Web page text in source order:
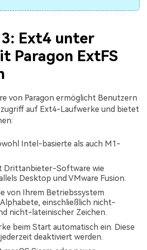
Ext4 unter
Paragon ExtFS
von Paragon ermöglicht Benutzern
auf Ext4-Laufwerke und bietet
Intel-basierte als auch M1-
Drittanbieter-Software wie
Desktop und VMware Fusion.
von Ihrem Betriebssystem
einschließlich nicht-
nicht-lateinischer Zeichen.
beim Start automatisch ein. Diese
deaktiviert werden.